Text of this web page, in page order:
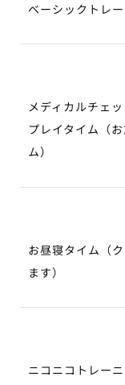
ベーシックトレ
メディカルチェ
プレイタイム（
ム）
お昼寝タイム（
ます）
ニコニコトレー